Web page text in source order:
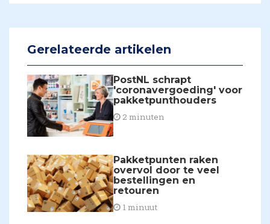
Gerelateerde artikelen
PostNL schrapt
'coronavergoeding' voor
pakketpunthouders
2 minuten
Pakketpunten raken
overvol door te veel
bestellingen en
retouren
1 minuut